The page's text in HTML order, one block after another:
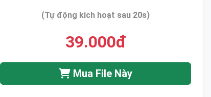
(Tự động kích hoạt sau 20s)
39.000đ
Mua File Này